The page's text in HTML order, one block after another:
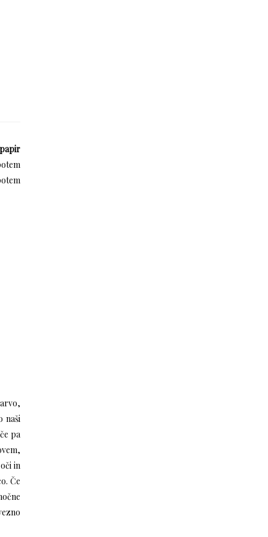
naši
pa
in
Če